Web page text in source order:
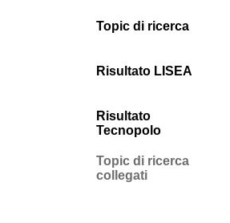
Topic di ricerca
Risultato LISEA
Risultato
Tecnopolo
Topic di ricerca
collegati